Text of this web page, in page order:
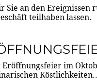
Sie an den Ereignissen
teilhaben lassen.
im